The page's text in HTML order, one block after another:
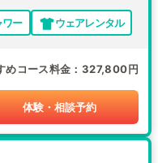
ワー ウェアレンタル
めコース料金 327,800円
体験・相談予約